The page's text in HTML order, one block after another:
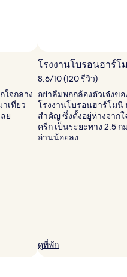
ใจกลาง
าเที่ยว
ย
โรงงานโบรอนฮาร์โ
8.6/10 (120 รีวิว)
อย่าลืมพกกล้องตัวเจ๋ง
โรงงานโบรอนฮาร์โม
สำคัญ ซึ่งตั้งอยู่ห่างจากใ
ครีก เป็นระยะทาง 2.5 ก
อ่านน้อยลง
ดูที่พัก